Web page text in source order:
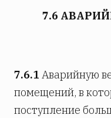
7.6
7.6.1 Аварийную
помещений, в
поступление